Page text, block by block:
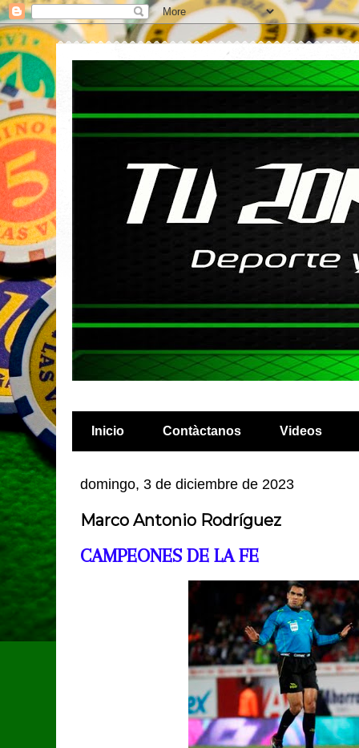
Inicio Contàctanos Videos
domingo, 3 de diciembre de 2023
Marco Antonio Rodríguez
CAMPEONES DE LA FE